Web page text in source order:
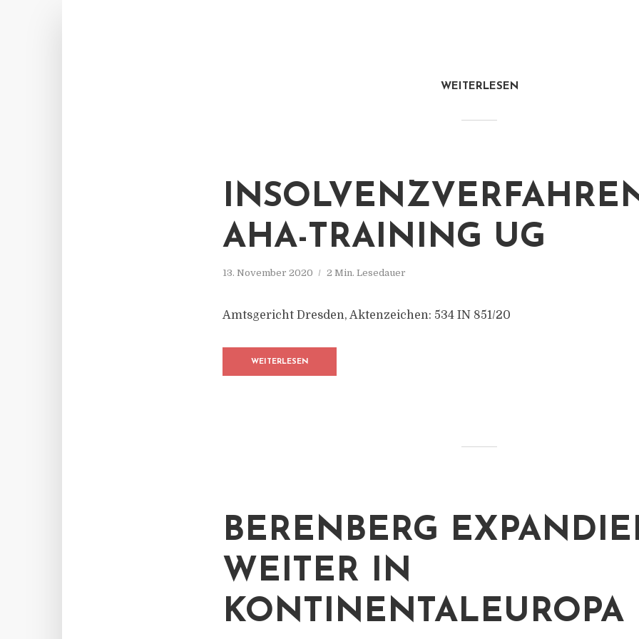
WEITERLESEN
AHA-TRAINING UG
13. November 2020 2 Min. Lesedauer
Amtsgericht Dresden, Aktenzeichen: 534 IN 851/20
WEITERLESEN
BERENBERG
WEITER IN
KONTINENTALEUROPA